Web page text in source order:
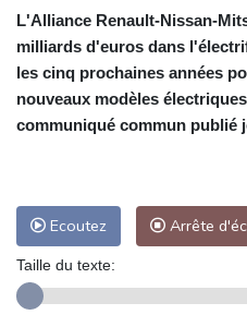
L'Alliance Renault-Nissan-
milliards d'euros dans
les cinq prochaines années
nouveaux modèles
communiqué commun publié
Ecoutez Arrête
Taille du texte: